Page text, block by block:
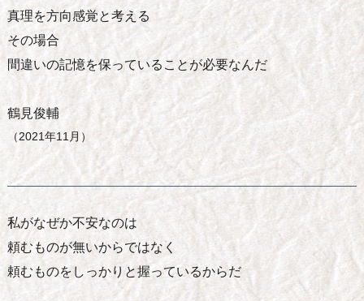
真理を方向感覚と考える
その場合
間違いの記憶を保っていることが必要なんだ
鶴見俊輔
（2021年11月）
私がなぜか不安なのは
頼むものが無いからではなく
頼むものをしっかりと握っているからだ